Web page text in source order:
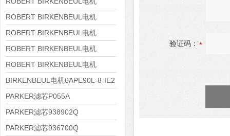
8APE160L-4-IE3
ROBERT BIRKENBEUL电机
8APE112M-6K-IE3
ROBERT BIRKENBEUL电机
8APE100L-2 IE3
ROBERT BIRKENBEUL电机
8APE90S-4 IE3
ROBERT BIRKENBEUL电机
8APE80M-2K-IE3
BIRKENBEUL电机6APE90L-8-IE2
PARKER滤芯P055A
PARKER滤芯938902Q
PARKER滤芯936700Q
验证码：